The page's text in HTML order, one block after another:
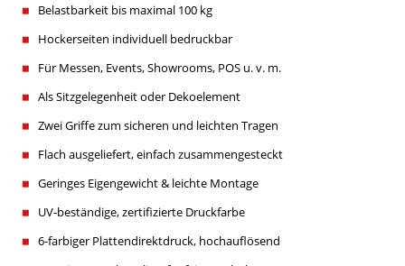
Belastbarkeit bis maximal 100 kg
Hockerseiten individuell bedruckbar
Für Messen, Events, Showrooms, POS u. v. m.
Als Sitzgelegenheit oder Dekoelement
Zwei Griffe zum sicheren und leichten Tragen
Flach ausgeliefert, einfach zusammengesteckt
Geringes Eigengewicht & leichte Montage
UV-beständige, zertifizierte Druckfarbe
6-farbiger Plattendirektdruck, hochauflösend